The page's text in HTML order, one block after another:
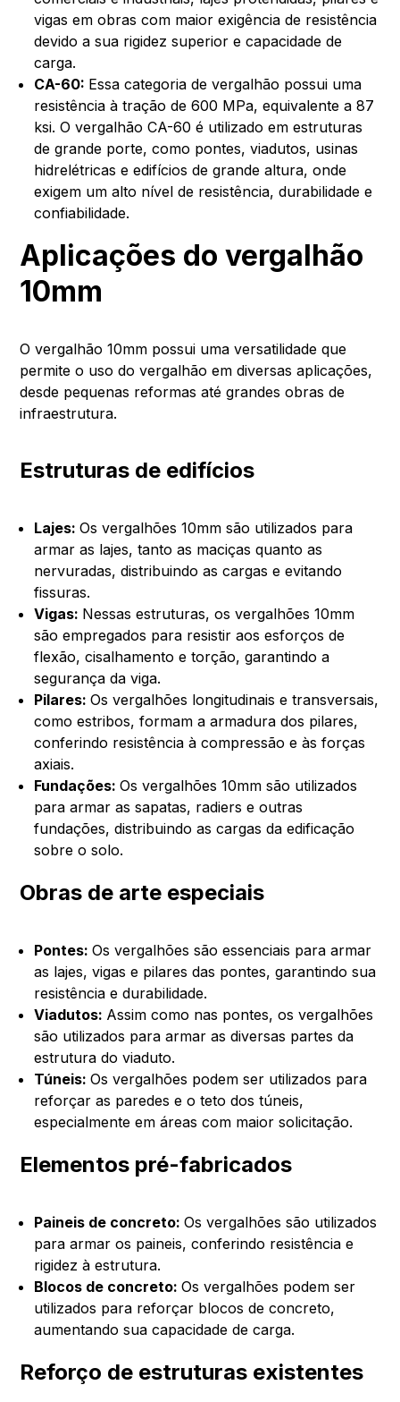
vigas em obras com maior exigência de resistência
devido a sua rigidez superior e capacidade de
carga.
CA-60: Essa categoria de vergalhão possui uma
resistência à tração de 600 MPa, equivalente a 87
ksi. O vergalhão CA-60 é utilizado em estruturas
de grande porte, como pontes, viadutos, usinas
hidrelétricas e edifícios de grande altura, onde
exigem um alto nível de resistência, durabilidade e
confiabilidade.
Aplicações do vergalhão
10mm
O vergalhão 10mm possui uma versatilidade que
permite o uso do vergalhão em diversas aplicações,
desde pequenas reformas até grandes obras de
infraestrutura.
Estruturas de edifícios
Lajes:Os vergalhões 10mm são utilizados para
armar as lajes, tanto as maciças quanto as
nervuradas, distribuindo as cargas e evitando
fissuras.
Vigas: Nessas estruturas, os vergalhões 10mm
são empregados para resistir aos esforços de
flexão, cisalhamento e torção, garantindo a
segurança da viga.
Pilares:Os vergalhões longitudinais e transversais,
como estribos, formam a armadura dos pilares,
conferindo resistência à compressão e às forças
axiais.
Fundações:Os vergalhões 10mm são utilizados
para armar as sapatas, radiers e outras
fundações, distribuindo as cargas da edificação
sobre o solo.
Obras de arte especiais
Pontes:Os vergalhões são essenciais para armar
as lajes, vigas e pilares das pontes, garantindo sua
resistência e durabilidade.
Viadutos: Assim como nas pontes, os vergalhões
são utilizados para armar as diversas partes da
estrutura do viaduto.
Túneis:Os vergalhões podem ser utilizados para
reforçar as paredes e o teto dos túneis,
especialmente em áreas com maior solicitação.
Elementos pré-fabricados
Paineis de concreto:Os vergalhões são utilizados
para armar os paineis, conferindo resistência e
rigidez à estrutura.
Blocos de concreto:Os vergalhões podem ser
utilizados para reforçar blocos de concreto,
aumentando sua capacidade de carga.
Reforço de estruturas existentes